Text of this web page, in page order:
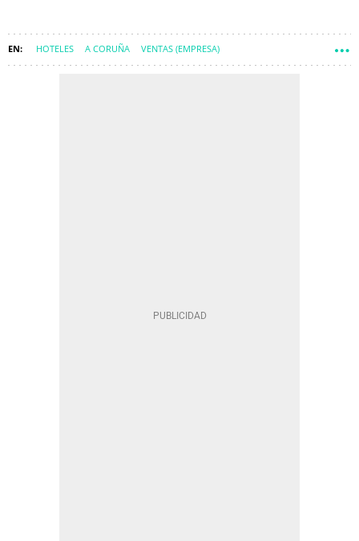
HOTELES A CORUÑA VENTAS (EMPRESA)